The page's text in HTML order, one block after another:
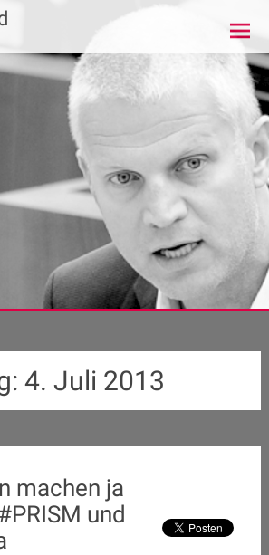
4. Juli 2013
machen ja
und